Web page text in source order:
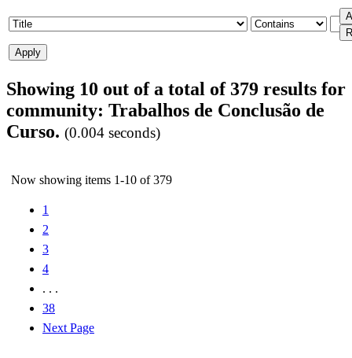
Showing 10 out of a total of 379 results for
community: Trabalhos de Conclusão de
Curso. (0.004 seconds)
Now showing items 1-10 of 379
1
2
3
4
. . .
38
Next Page